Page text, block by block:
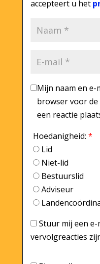
accepteert u het
Mijn naam en e-
browser voor
een reactie
Hoedanigheid: *
Lid
Niet-lid
Bestuurslid
Adviseur
Stuur mij een e-
vervolgreacties